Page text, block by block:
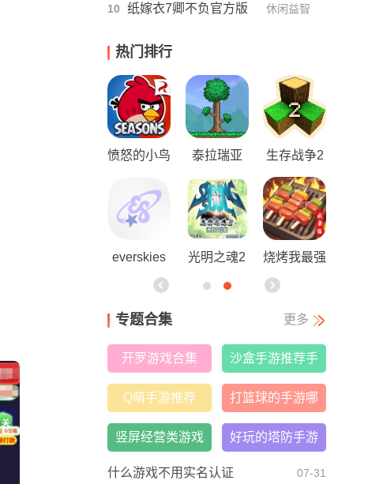
10 纸嫁衣7卿不负官方版 休闲益智
热门排行
我要当食神 忧郁的安娜
汉化最新版
黑猴子海上
救生员（b
acchikois
c）
樱花校园模 樱花校园模
拟器安卓正
艳游记
专题合集 更多
开罗游戏合集 沙盒手游推荐手
机版
Q萌手游推荐
打篮球的手游哪
个比较好
竖屏经营类游戏
大全
好玩的塔防手游
什么游戏不用实名认证 07-31